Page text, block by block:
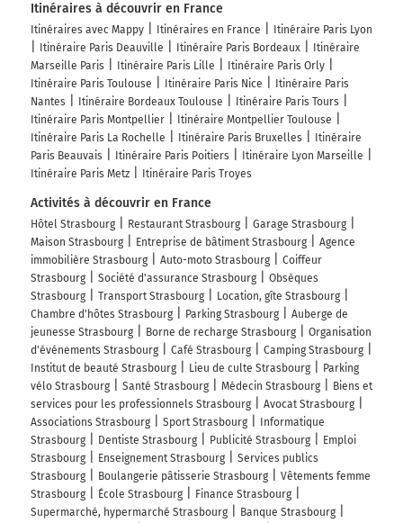
Prendre à droite et rejoindre A2 E35. Continuer sur 45
kilomètres
E35
47
I
Chiasso
Gotthard
Luzern
Reiden
A2
A2
Continuer A2 E35 sur 142 kilomètres
Gotthard
Interlaken
Luzern-Kriens
A2
A2
Biel
Galleria del San Gottardo
232 km
Itinéraires à découvrir en France
Itinéraires avec Mappy Itinéraires en France
Itinéraire Paris Lyon
Itinéraire Paris Deauville
Itinéraire Paris Bordeaux
Itinéraire
Marseille Paris
Itinéraire Paris Lille
Itinéraire Paris Orly
Itinéraire Paris Toulouse
Itinéraire Paris Nice
Itinéraire Paris
Nantes
Itinéraire Bordeaux Toulouse
Itinéraire Paris Tours
Itinéraire Paris Montpellier
Itinéraire Montpellier Toulouse
Itinéraire Paris La Rochelle
Itinéraire Paris Bruxelles
Itinéraire
Paris Beauvais
Itinéraire Paris Poitiers
Itinéraire Lyon Marseille
Itinéraire Paris Metz
Itinéraire Paris Troyes
Activités à découvrir en France
Hôtel Strasbourg Restaurant Strasbourg
Garage Strasbourg
Maison Strasbourg
Entreprise de bâtiment Strasbourg
Agence
immobilière Strasbourg
Auto-moto Strasbourg
Coiffeur
Strasbourg
Société d'assurance Strasbourg
Obsèques
Strasbourg
Transport Strasbourg
Location, gîte Strasbourg
Chambre d'hôtes Strasbourg
Parking Strasbourg
Auberge de
jeunesse Strasbourg
Borne de recharge Strasbourg
Organisation
d'événements Strasbourg
Café Strasbourg
Camping Strasbourg
Institut de beauté Strasbourg
Lieu de culte Strasbourg
Parking
vélo Strasbourg
Santé Strasbourg Médecin Strasbourg
Biens et
services pour les professionnels Strasbourg
Avocat Strasbourg
Associations Strasbourg
Sport Strasbourg
Informatique
Strasbourg
Dentiste Strasbourg Publicité Strasbourg
Emploi
Strasbourg
Enseignement Strasbourg
Services publics
Strasbourg
Boulangerie pâtisserie Strasbourg
Vêtements femme
Strasbourg
École Strasbourg
Finance Strasbourg
Supermarché, hypermarché Strasbourg
Banque Strasbourg